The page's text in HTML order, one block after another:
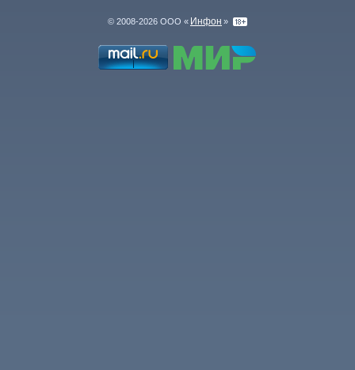
© 2008-2026 ООО « Инфон »